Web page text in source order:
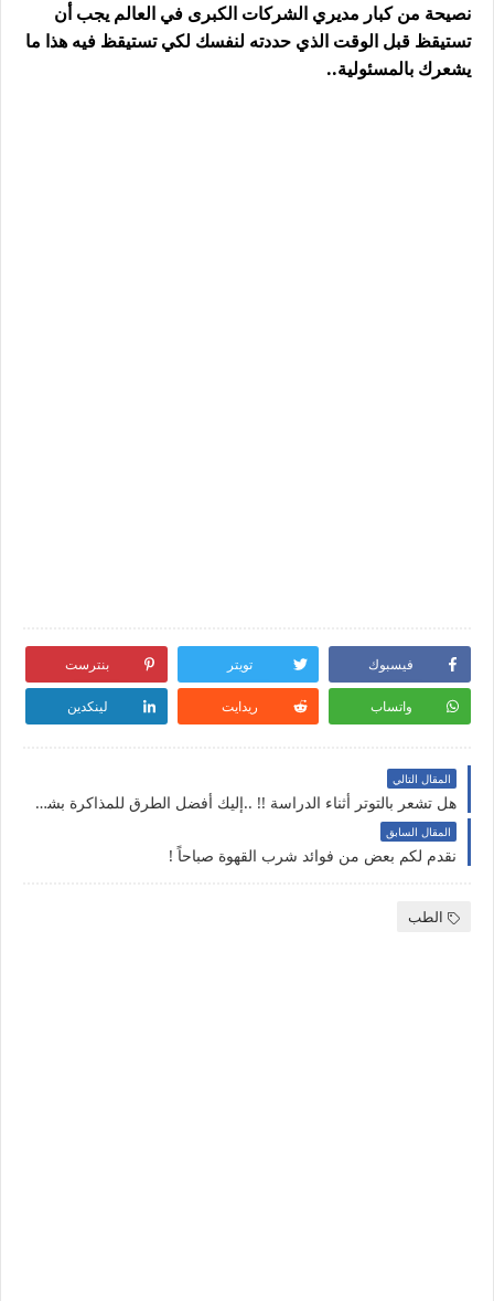
نصيحة من كبار مديري الشركات الكبرى في العالم يجب أن
تستيقظ قبل الوقت الذي حددته لنفسك لكي تستيقظ فيه هذا ما
يشعرك بالمسئولية..
فيسبوك تويتر بنترست
واتساب ريدايت لينكدين
المقال التالي
هل تشعر بالتوتر أثناء الدراسة !! ..إليك أفضل الطرق للمذاكرة بشكل جيد ؟؟
المقال السابق
نقدم لكم بعض من فوائد شرب القهوة صباحاً !
الطب